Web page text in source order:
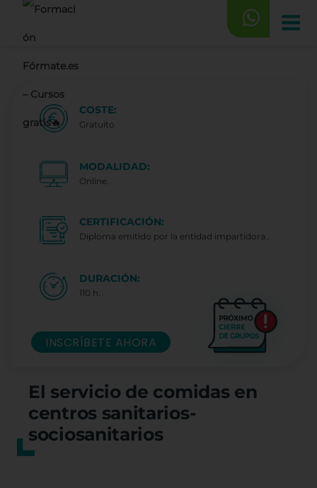
Saltar
contenido
El servicio de comidas en
centros sanitarios-
sociosanitarios
COSTE:
Gratuito
MODALIDAD:
Online.
CERTIFICACIÓN:
Diploma emitido por la entidad impartidora..
DURACIÓN:
110 h.
INSCRÍBETE AHORA